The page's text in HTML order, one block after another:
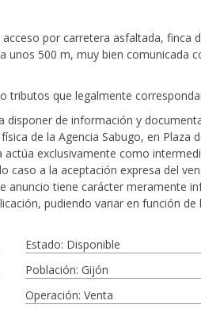
por carretera asfaltada, finca
500 m, muy bien comunicada
tributos que legalmente
de información y
de la Agencia Sabugo, en Plaza
exclusivamente como
a la aceptación expresa del
tiene carácter meramente
pudiendo variar en función de
Estado: Disponible
Población: Gijón
Operación: Venta